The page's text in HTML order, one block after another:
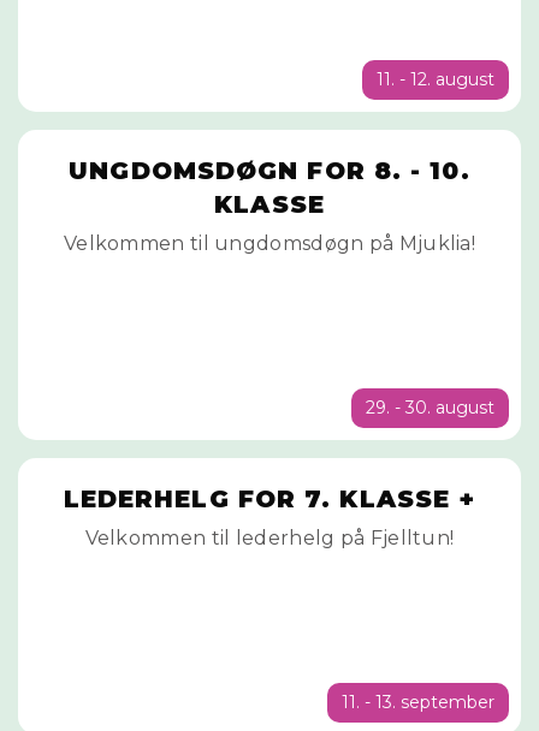
11. - 12. august
UNGDOMSDØGN FOR 8. - 10.
KLASSE
Velkommen til ungdomsdøgn på Mjuklia!
29. - 30. august
LEDERHELG FOR 7. KLASSE +
Velkommen til lederhelg på Fjelltun!
11. - 13. september